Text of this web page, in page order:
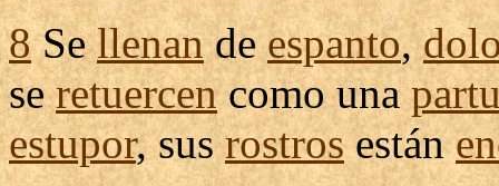
8Sellenandeespanto,
seretuercencomo una
estupor, susrostrosestán